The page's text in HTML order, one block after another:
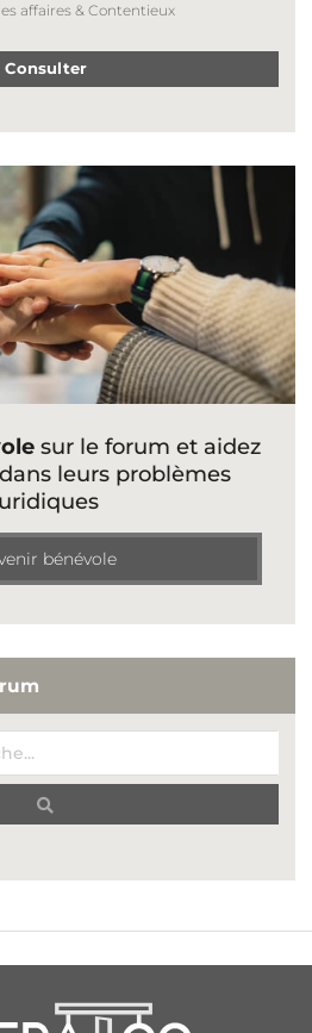
affaires & Contentieux
Consulter
sur le forum et aidez
leurs problèmes
bénévole